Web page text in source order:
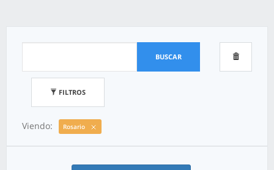
BUSCAR
FILTROS
Viendo: Rosario